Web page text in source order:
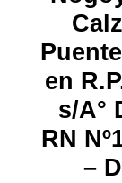
en
s/A°
RN
–